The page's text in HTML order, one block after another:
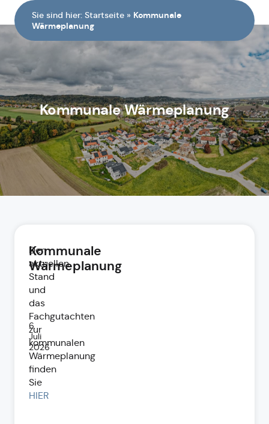
Sie sind hier: Startseite » Kommunale
Wärmeplanung
Kommunale Wärmeplanung
6.
Juli
2026
Kommunale
Wärmeplanung
Den
aktuellen
Stand
und
das
Fachgutachten
zur
kommunalen
Wärmeplanung
finden
Sie
HIER